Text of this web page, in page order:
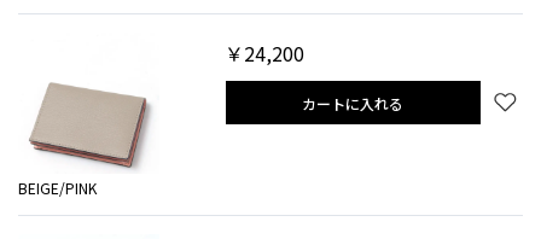
BEIGE/PINK
￥24,200
カートに入れる